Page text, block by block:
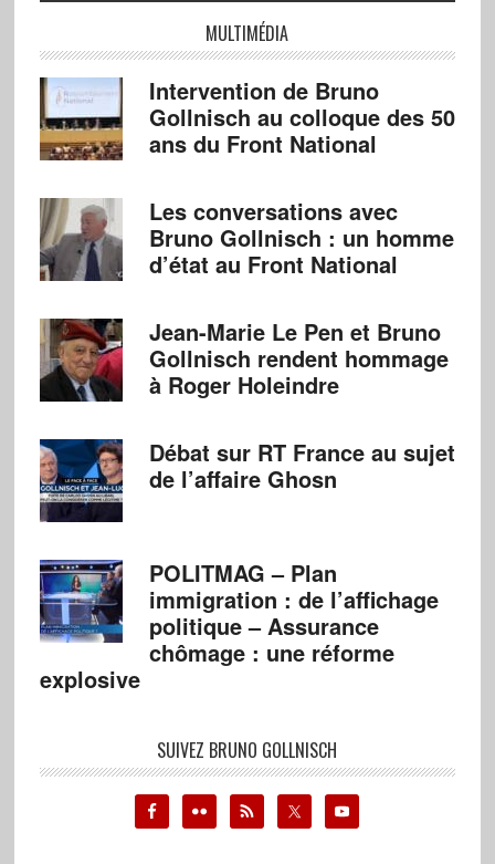
MULTIMÉDIA
Intervention de Bruno
Gollnisch au colloque des 50
ans du Front National
Les conversations avec
Bruno Gollnisch : un homme
d’état au Front National
Jean-Marie Le Pen et Bruno
Gollnisch rendent hommage
à Roger Holeindre
Débat sur RT France au sujet
de l’affaire Ghosn
POLITMAG – Plan
immigration : de l’affichage
politique – Assurance
chômage : une réforme
explosive
SUIVEZ BRUNO GOLLNISCH